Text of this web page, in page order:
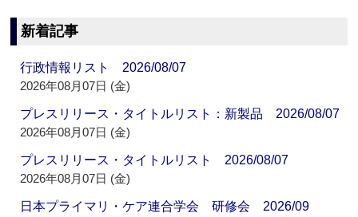
新着記事
行政情報リスト 2026/08/07
2026年08月07日 (金)
プレスリリース・タイトルリスト：新製品 2026/08/07
2026年08月07日 (金)
プレスリリース・タイトルリスト 2026/08/07
2026年08月07日 (金)
日本プライマリ・ケア連合学会 研修会 2026/09